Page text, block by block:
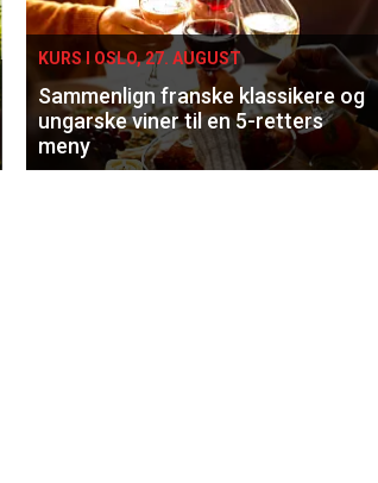
KURS I OSLO, 27. AUGUST
Sammenlign franske klassikere og
ungarske viner til en 5-retters
meny